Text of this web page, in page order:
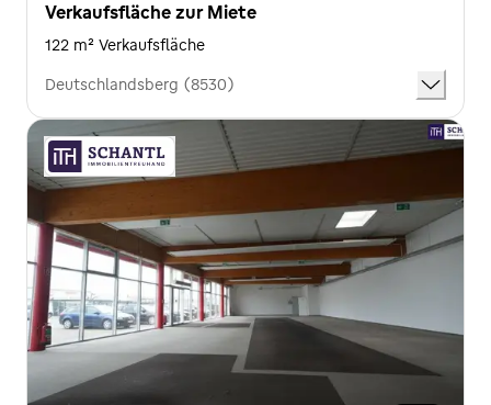
Verkaufsfläche zur Miete
122 m² Verkaufsfläche
Deutschlandsberg (8530)